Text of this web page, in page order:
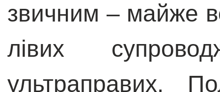
звичним – майже
лівих
ультраправих.